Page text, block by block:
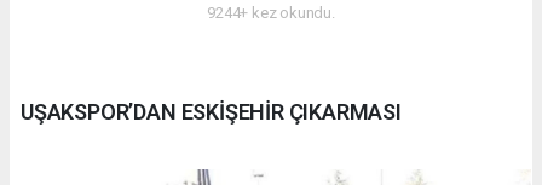
9244+ kez okundu.
UŞAKSPOR’DAN ESKİŞEHİR ÇIKARMASI